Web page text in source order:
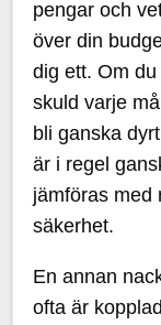
pengar och
över din
dig ett. Om
skuld varje
bli ganska
är i regel
jämföras med
säkerhet.
En annan
ofta är